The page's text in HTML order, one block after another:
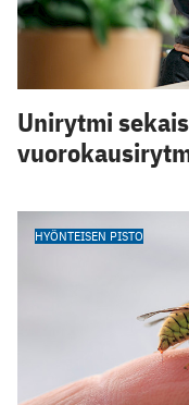
Unirytmi
HYÖNTEISEN PISTO